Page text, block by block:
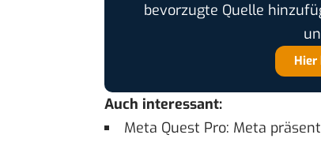
bevorzugte Quelle
Auch interessant:
Meta Quest Pro: Meta